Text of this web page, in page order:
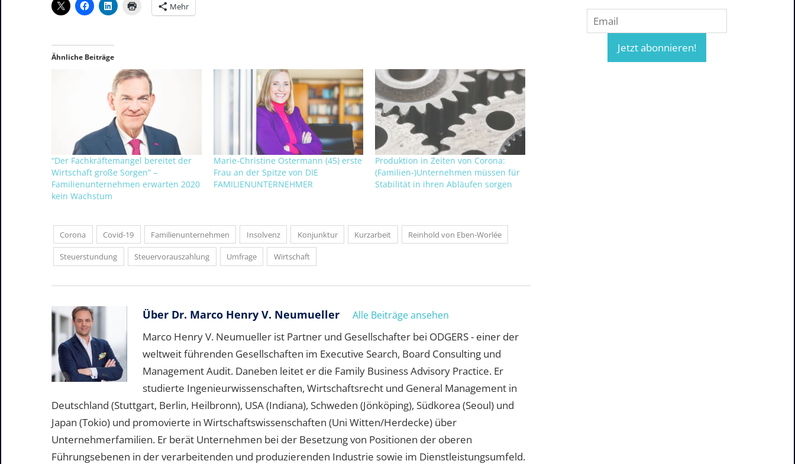
Mehr
Ähnliche Beiträge
“Der Fachkräftemangel bereitet der
Wirtschaft große Sorgen” –
Familienunternehmen erwarten 2020
kein Wachstum
Marie-Christine Ostermann (45) erste
Frau an der Spitze von DIE
FAMILIENUNTERNEHMER
Produktion in Zeiten von Corona:
(Familien-)Unternehmen müssen für
Stabilität in ihren Abläufen sorgen
Corona Covid-19 Familienunternehmen Insolvenz Konjunktur Kurzarbeit Reinhold von Eben-Worlée
Steuerstundung Steuervorauszahlung Umfrage Wirtschaft
Über Dr. Marco Henry V. Neumueller Alle Beiträge ansehen
Marco Henry V. Neumueller ist Partner und Gesellschafter bei ODGERS - einer der
weltweit führenden Gesellschaften im Executive Search, Board Consulting und
Management Audit. Daneben leitet er die Family Business Advisory Practice. Er
studierte Ingenieurwissenschaften, Wirtschaftsrecht und General Management in
Deutschland (Stuttgart, Berlin, Heilbronn), USA (Indiana), Schweden (Jönköping), Südkorea (Seoul) und
Japan (Tokio) und promovierte in Wirtschaftswissenschaften (Uni Witten/Herdecke) über
Unternehmerfamilien. Er berät Unternehmen bei der Besetzung von Positionen der oberen
Führungsebenen in der verarbeitenden und produzierenden Industrie sowie im Dienstleistungsumfeld.